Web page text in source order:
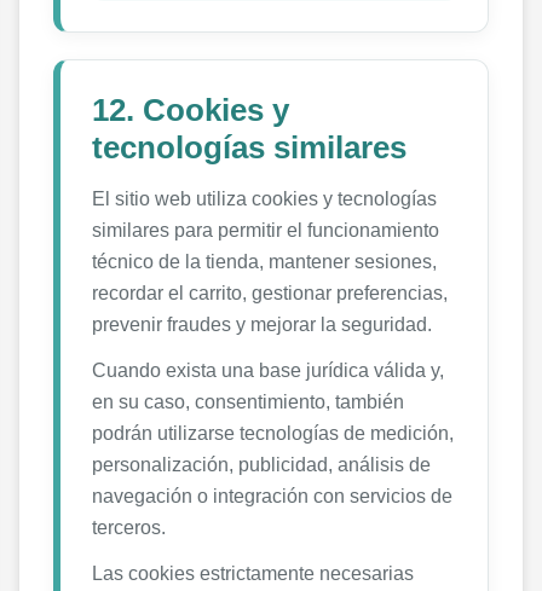
12. Cookies y
tecnologías similares
El sitio web utiliza cookies y tecnologías
similares para permitir el funcionamiento
técnico de la tienda, mantener sesiones,
recordar el carrito, gestionar preferencias,
prevenir fraudes y mejorar la seguridad.
Cuando exista una base jurídica válida y,
en su caso, consentimiento, también
podrán utilizarse tecnologías de medición,
personalización, publicidad, análisis de
navegación o integración con servicios de
terceros.
Las cookies estrictamente necesarias